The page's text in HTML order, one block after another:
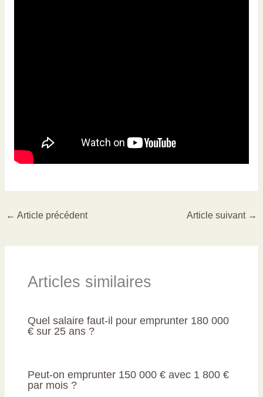
← Article précédent Article suivant →
Articles similaires
Quel salaire faut-il pour emprunter 180 000
€ sur 25 ans ?
Peut-on emprunter 150 000 € avec 1 800 €
par mois ?